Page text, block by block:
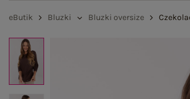
eButik Bluzki Bluzki oversize